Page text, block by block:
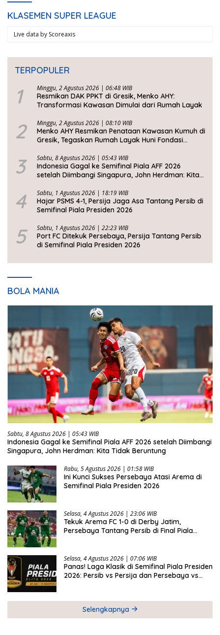
KLASEMEN SUPER LEAGUE
Live data by Scoreaxis
TERPOPULER
1 Minggu, 2 Agustus 2026 | 06:48 WIB
Resmikan DAK PPKT di Gresik, Menko AHY:
Transformasi Kawasan Dimulai dari Rumah Layak
2 Minggu, 2 Agustus 2026 | 08:10 WIB
Menko AHY Resmikan Penataan Kawasan Kumuh di
Gresik, Tegaskan Rumah Layak Huni Fondasi
3 Sabtu, 8 Agustus 2026 | 05:43 WIB
Indonesia Gagal ke Semifinal Piala AFF 2026
setelah Diimbangi Singapura, John Herdman: Kita
4 Sabtu, 1 Agustus 2026 | 18:19 WIB
Hajar PSMS 4-1, Persija Jaga Asa Tantang Persib di
Semifinal Piala Presiden 2026
5 Sabtu, 1 Agustus 2026 | 22:23 WIB
Port FC Ditekuk Persebaya, Persija Tantang Persib
di Semifinal Piala Presiden 2026
BOLA MANIA
Sabtu, 8 Agustus 2026 | 05:43 WIB
Indonesia Gagal ke Semifinal Piala AFF 2026 setelah Diimbangi
Singapura, John Herdman: Kita Tidak Beruntung
Rabu, 5 Agustus 2026 | 01:58 WIB
Ini Kunci Sukses Persebaya Atasi Arema di
Semifinal Piala Presiden 2026
Selasa, 4 Agustus 2026 | 23:06 WIB
Tekuk Arema FC 1-0 di Derby Jatim,
Persebaya Tantang Persib di Final Piala
Selasa, 4 Agustus 2026 | 07:06 WIB
Panas! Laga Klasik di Semifinal Piala Presiden
2026: Persib vs Persija dan Persebaya vs
Selengkapnya